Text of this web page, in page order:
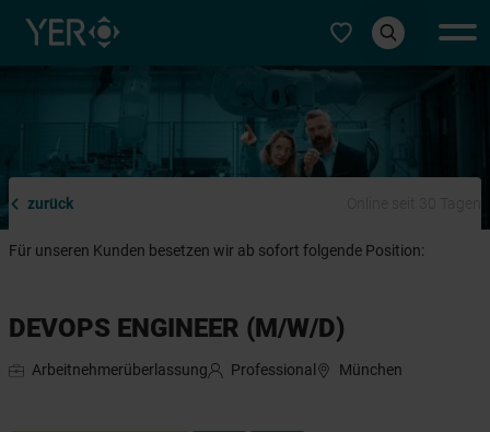
Typ auswählen
zurück
Für unseren Kunden besetzen wir ab sofort folgende Position:
DEVOPS ENGINEER (M/W/D)
Arbeitnehmerüberlassung Professional München